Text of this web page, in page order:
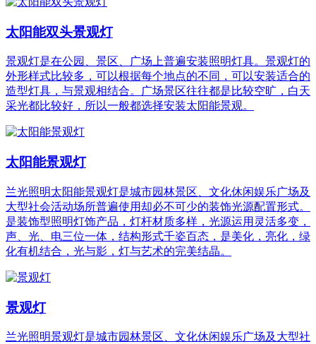
太阳能双头景观灯
景观灯是在公园、景区、广场上普遍安装照明灯具。景观灯的
外形样式比较多，可以根据每个地点的不同，可以安装适合的
造型灯具，与景观相结合。广场景区往往都是比较空旷，白天
采光都比较好，所以一般都选择安装太阳能景观。
太阳能景观灯
兰光照明太阳能景观灯是城市园林景区、文化休闲娱乐广场及
大型社会活动场所普遍使用却必不可少的装饰光源配置形式。
是装饰型照明灯饰产品，灯杆材质多样，光源运用灵活多变，
声、光、电三位一体，结构形式千姿百态，是美化，亮化，绿
化有机结合，光与影，灯与艺术的完美结晶。
景观灯
兰光照明景观灯是城市园林景区、文化休闲娱乐广场及大型社